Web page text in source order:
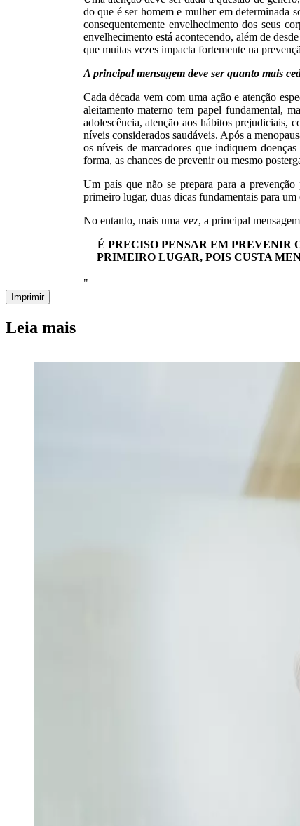
do que é ser homem e mulher em determinada
consequentemente envelhecimento dos seus
envelhecimento está acontecendo, além de
que muitas vezes impacta fortemente na
A principal mensagem deve ser quanto mais
Cada década vem com uma ação e atenção
aleitamento materno tem papel fundamental,
adolescência, atenção aos hábitos prejudiciais,
níveis considerados saudáveis. Após a
os níveis de marcadores que indiquem
forma, as chances de prevenir ou mesmo
Um país que não se prepara para a
primeiro lugar, duas dicas fundamentais para
No entanto, mais uma vez, a principal mensagem
É PRECISO PENSAR EM PREVENIR
PRIMEIRO LUGAR, POIS CUSTA
"
Imprimir
Leia mais